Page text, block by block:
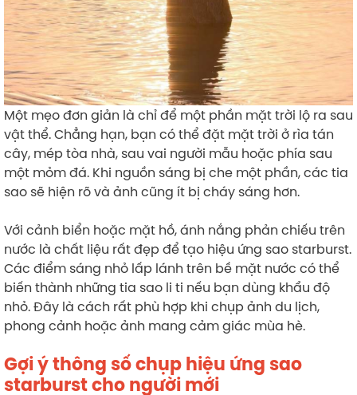
Một mẹo đơn giản là chỉ để một phần mặt trời lộ ra sau
vật thể. Chẳng hạn, bạn có thể đặt mặt trời ở rìa tán
cây, mép tòa nhà, sau vai người mẫu hoặc phía sau
một mỏm đá. Khi nguồn sáng bị che một phần, các tia
sao sẽ hiện rõ và ảnh cũng ít bị cháy sáng hơn.
Với cảnh biển hoặc mặt hồ, ánh nắng phản chiếu trên
nước là chất liệu rất đẹp để tạo hiệu ứng sao starburst.
Các điểm sáng nhỏ lấp lánh trên bề mặt nước có thể
biến thành những tia sao li ti nếu bạn dùng khẩu độ
nhỏ. Đây là cách rất phù hợp khi chụp ảnh du lịch,
phong cảnh hoặc ảnh mang cảm giác mùa hè.
Gợi ý thông số chụp hiệu ứng sao
starburst cho người mới